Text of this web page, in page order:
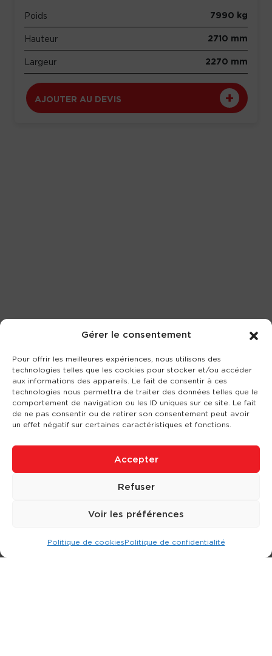
Gérer le consentement
Pour offrir les meilleures expériences, nous utilisons des
technologies telles que les cookies pour stocker et/ou accéder
aux informations des appareils. Le fait de consentir à ces
technologies nous permettra de traiter des données telles que le
comportement de navigation ou les ID uniques sur ce site. Le fait
de ne pas consentir ou de retirer son consentement peut avoir
un effet négatif sur certaines caractéristiques et fonctions.
Accepter
Refuser
Voir les préférences
Politique de cookiesPolitique de confidentialité
Poids 7990 kg
Hauteur 2710 mm
Largeur 2270 mm
AJOUTER AU DEVIS